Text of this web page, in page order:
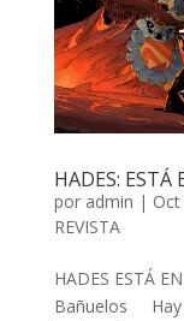
HADES: ESTÁ
por admin | Oct
REVISTA
HADES ESTÁ
Bañuelos Hay